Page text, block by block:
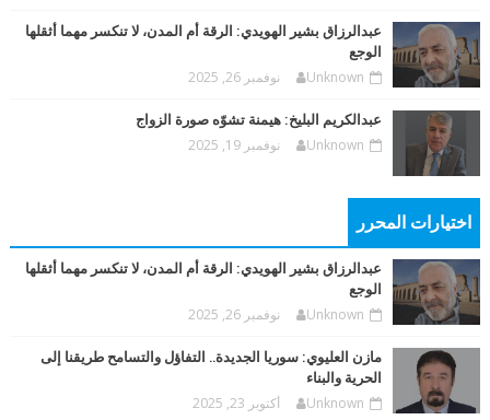
عبدالرزاق بشير الهويدي: الرقة أم المدن، لا تنكسر مهما أثقلها
الوجع
Unknown نوفمبر 26, 2025
عبدالكريم البليخ: هيمنة تشوّه صورة الزواج
Unknown نوفمبر 19, 2025
اختيارات المحرر
عبدالرزاق بشير الهويدي: الرقة أم المدن، لا تنكسر مهما أثقلها
الوجع
Unknown نوفمبر 26, 2025
مازن العليوي: سوريا الجديدة.. التفاؤل والتسامح طريقنا إلى
الحرية والبناء
Unknown أكتوبر 23, 2025